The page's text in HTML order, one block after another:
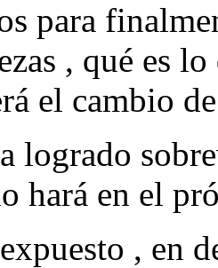
para
, qué es
el cambio
logrado
hará en el
, en